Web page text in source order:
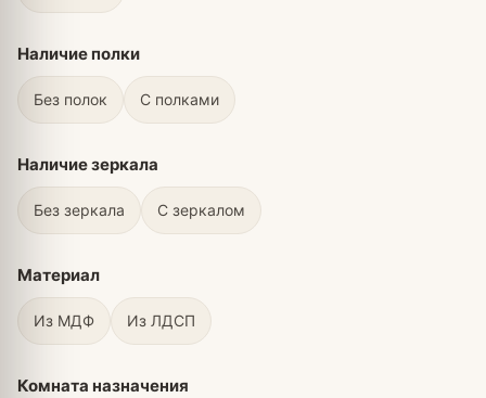
Наличие полки
Без полок С полками
Наличие зеркала
Без зеркала С зеркалом
Материал
Из МДФ Из ЛДСП
Комната назначения